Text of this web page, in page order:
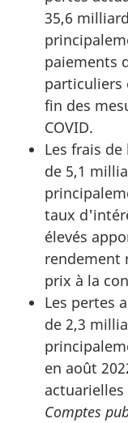
35,6
paiements
particuliers
fin des
COVID.
Les frais
de 5,1
taux
élevés
rendement
prix à la
Les pertes
de 2,3
en août
Comptes